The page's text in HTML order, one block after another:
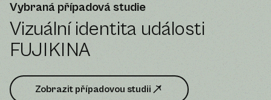
Vybraná případová studie
Vizuální identita události
FUJIKINA
Zobrazit případovou studii